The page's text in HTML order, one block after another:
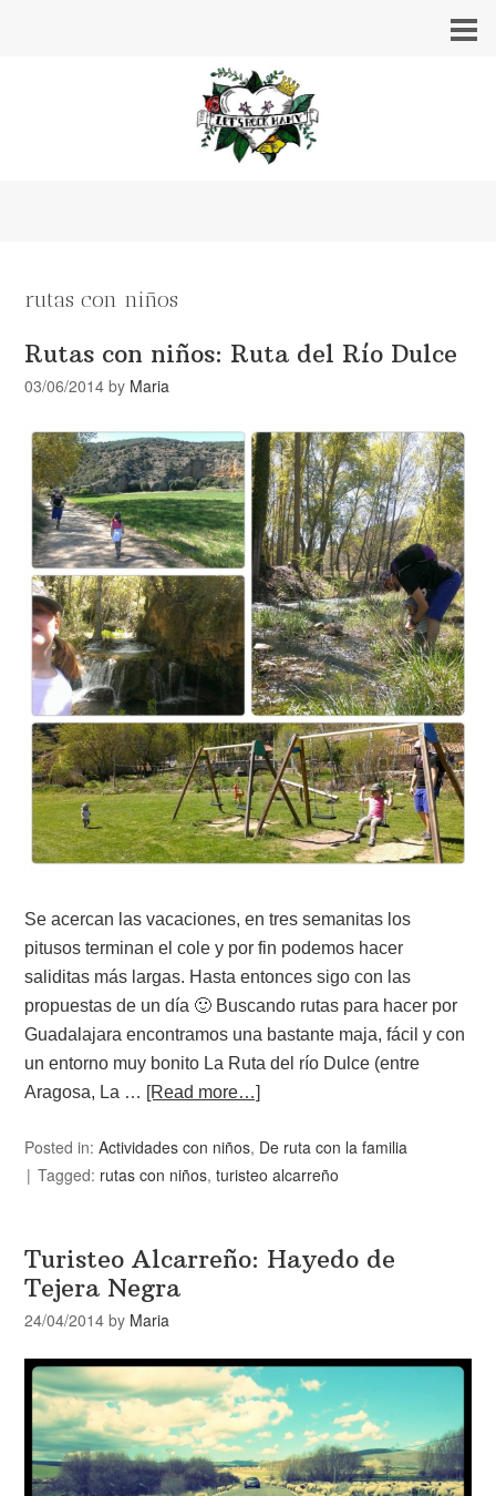
rutas con niños
Rutas con niños: Ruta del Río Dulce
03/06/2014 by Maria
Se acercan las vacaciones, en tres semanitas los
pitusos terminan el cole y por fin podemos hacer
saliditas más largas. Hasta entonces sigo con las
propuestas de un día 🙂 Buscando rutas para hacer por
Guadalajara encontramos una bastante maja, fácil y con
un entorno muy bonito La Ruta del río Dulce (entre
Aragosa, La … [Read more…]
Posted in:Actividades con niños, De ruta con la familia
Tagged: rutas con niños,turisteo alcarreño
Turisteo Alcarreño: Hayedo de
Tejera Negra
24/04/2014 by Maria